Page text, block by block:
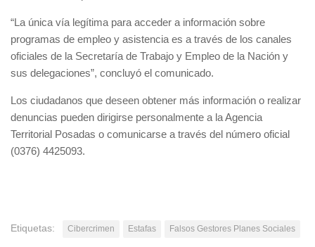
“La única vía legítima para acceder a información sobre
programas de empleo y asistencia es a través de los canales
oficiales de la Secretaría de Trabajo y Empleo de la Nación y
sus delegaciones”, concluyó el comunicado.
Los ciudadanos que deseen obtener más información o realizar
denuncias pueden dirigirse personalmente a la Agencia
Territorial Posadas o comunicarse a través del número oficial
(0376) 4425093.
Etiquetas: Cibercrimen Estafas Falsos Gestores Planes Sociales